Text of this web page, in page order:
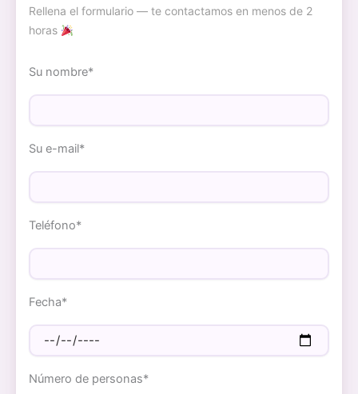
Rellena el formulario — te contactamos en menos de 2
horas
Su nombre*
Su e-mail*
Teléfono*
Fecha*
Número de personas*